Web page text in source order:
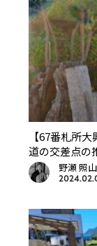
【67番札所
道の交差点の
野瀬 照山